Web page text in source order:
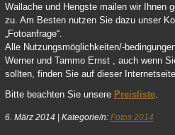
Wallache und Hengste mailen wir Ihnen
zu. Am Besten nutzen Sie dazu unser
„Fotoanfrage“.
Alle Nutzungsmöglichkeiten/-
Werner und Tammo Ernst , auch wenn
sollten, finden Sie auf dieser
Bitte beachten Sie unsere Preisliste.
6. März 2014 Kategorie/n: Fotos 2014